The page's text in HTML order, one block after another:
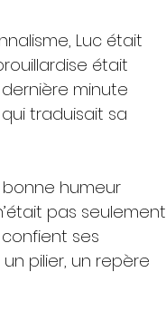
Luc était
était
minute
traduisait sa
humeur
pas seulement
ses
pilier, un repère